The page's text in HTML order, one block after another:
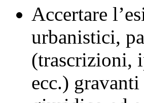
Accertare
urbanistici,
(trascrizioni,
ecc.)